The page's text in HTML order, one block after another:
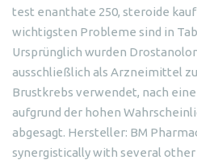
test enanthate 250, steroide
wichtigsten Probleme sind in
Ursprünglich wurden
ausschließlich als Arzneimittel
Brustkrebs verwendet, nach
aufgrund der hohen
abgesagt. Hersteller: BM
synergistically with several other